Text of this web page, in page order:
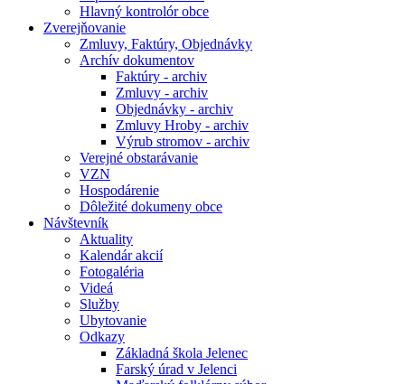
Hlavný kontrolór obce
Zverejňovanie
Zmluvy, Faktúry, Objednávky
Archív dokumentov
Faktúry - archiv
Zmluvy - archiv
Objednávky - archiv
Zmluvy Hroby - archiv
Výrub stromov - archiv
Verejné obstarávanie
VZN
Hospodárenie
Dôležité dokumeny obce
Návštevník
Aktuality
Kalendár akcií
Fotogaléria
Videá
Služby
Ubytovanie
Odkazy
Základná škola Jelenec
Farský úrad v Jelenci